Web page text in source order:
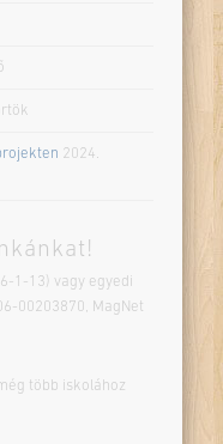
2024.
1-13) vagy egyedi
00203870, MagNet
több iskolához